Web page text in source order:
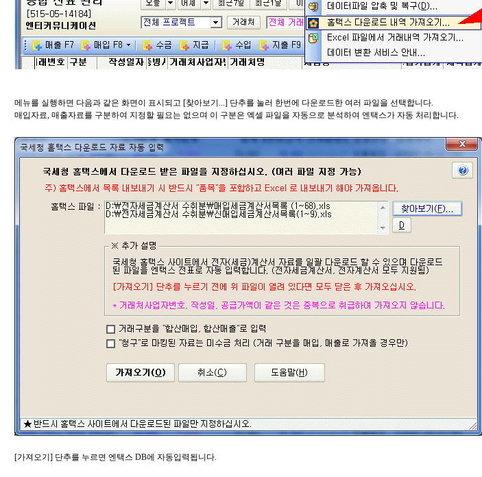
메뉴를 실행하면 다음과 같은 화면이 표시되고 [찾아보기...] 단추를 눌러 한번에 다운로드한 여러 파일을 선택합니다.
매입자료, 매출자료를 구분하여 지정할 필요는 없으며 이 구분은 엑셀 파일을 자동으로 분석하여 엔택스가 자동 처리합니다.
[가져오기] 단추를 누르면 엔택스 DB에 자동입력됩니다.